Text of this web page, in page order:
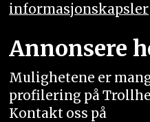
informasjonskapsler
Annonsere
Mulighetene er
profilering på
Kontakt oss på